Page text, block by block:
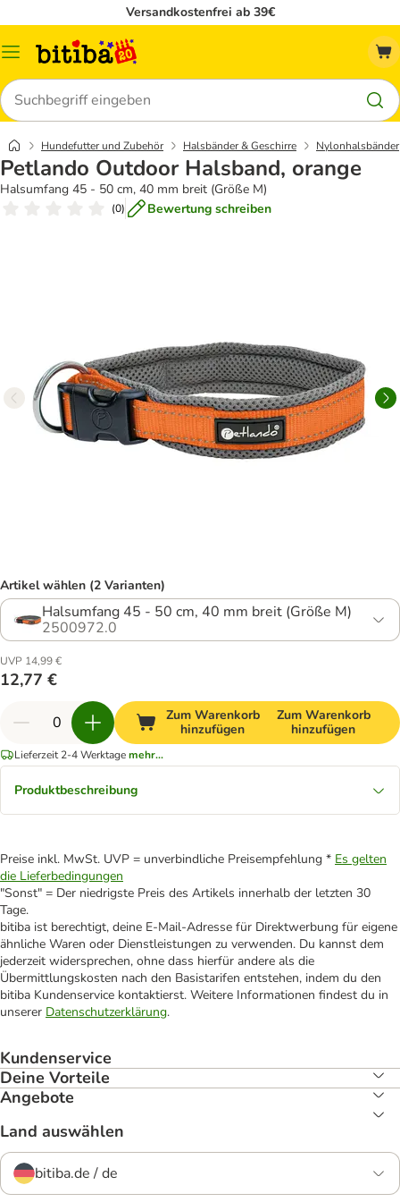
Versandkostenfrei ab 39€
Menü
Suchen
Hundefutter und Zubehör Halsbänder & Geschirre Nylonhalsbänder
Petlando Outdoor Halsband, orange
Halsumfang 45 - 50 cm, 40 mm breit (Größe M)
(0) Bewertung schreiben
Artikel wählen (2 Varianten)
Halsumfang 45 - 50 cm, 40 mm breit (Größe M)
2500972.0
UVP 14,99 €
12,77 €
Zum Warenkorb
hinzufügen
Zum Warenkorb
hinzufügen
Lieferzeit 2-4 Werktagemehr...
Produktbeschreibung
Preise inkl. MwSt. UVP = unverbindliche Preisempfehlung * Es gelten
die Lieferbedingungen
"Sonst" = Der niedrigste Preis des Artikels innerhalb der letzten 30
Tage.
bitiba ist berechtigt, deine E-Mail-Adresse für Direktwerbung für eigene
ähnliche Waren oder Dienstleistungen zu verwenden. Du kannst dem
jederzeit widersprechen, ohne dass hierfür andere als die
Übermittlungskosten nach den Basistarifen entstehen, indem du den
bitiba Kundenservice kontaktierst. Weitere Informationen findest du in
unserer Datenschutzerklärung.
Kundenservice
Deine Vorteile
Angebote
Land auswählen
bitiba.de / de